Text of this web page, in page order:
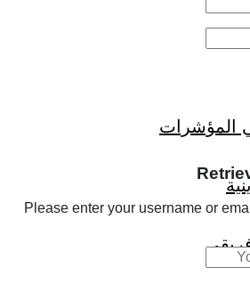
المؤشرات
Please enter your username or